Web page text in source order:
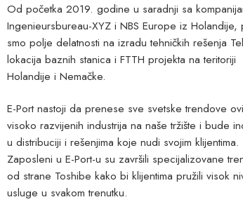
Od početka 2019. godine u saradnji sa
Ingenieursbureau-XYZ i NBS Europe iz Holandije,
smo polje delatnosti na izradu tehničkih rešenja
lokacija baznih stanica i FTTH projekta na teritoriji
Holandije i Nemačke.
E-Port nastoji da prenese sve svetske trendove
visoko razvijenih industrija na naše tržište i bude
u distribuciji i rešenjima koje nudi svojim klijentima.
Zaposleni u E-Port-u su završili specijalizovane
od strane Toshibe kako bi klijentima pružili visok
usluge u svakom trenutku.